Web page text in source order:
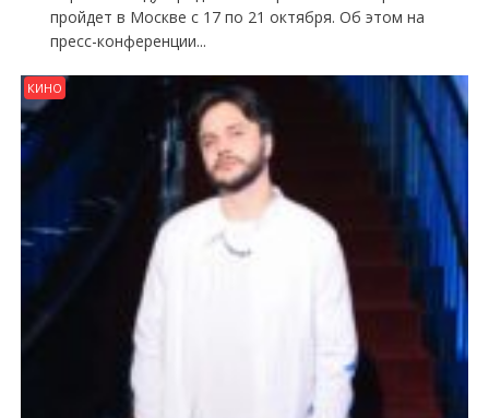
пройдет в Москве с 17 по 21 октября. Об этом на
пресс-конференции...
КИНО